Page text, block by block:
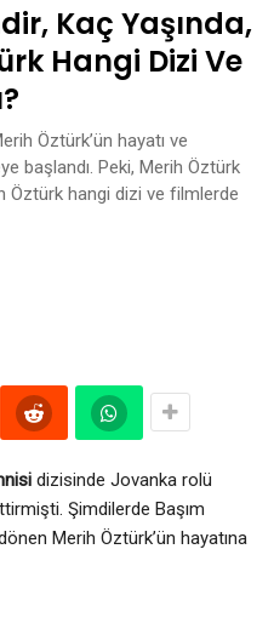
Kaç Yaşında,
Hangi Dizi Ve
Öztürk’ün hayatı ve
başlandı. Peki, Merih Öztürk
Öztürk hangi dizi ve filmlerde
dizisinde Jovanka rolü
Şimdilerde Başım
Merih Öztürk’ün hayatına